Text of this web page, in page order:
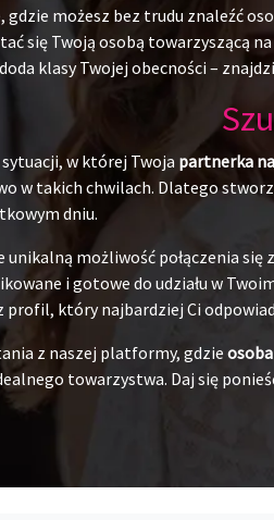
gdzie możesz bez trudu znaleźć
się Twoją osobą towarzyszącą
klasy Twojej obecności –
sytuacji, w której Twoja partnerka
w takich chwilach. Dlatego
dniu.
możliwość połączenia
i gotowe do udziału w
profil, który najbardziej Ci
z naszej platformy, gdzie
towarzystwa. Daj się